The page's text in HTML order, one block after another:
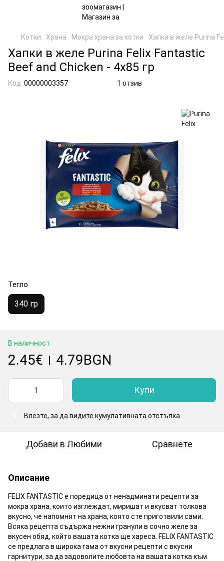
Котки Храна Мокра храна за котки Хапки в желе Purina
Хапки в желе Purina Felix Fantastic
Beef and Chicken - 4x85 гр
Код: 00000003357 1 отзив
Тегло
340 гр
В наличност
2.45€ | 4.79BGN
Купи
Влезте, за да видите кумулативната отстъпка
Добави в Любими Сравнете
Описание
FELIX FANTASTIC е поредица от ненадминати рецепти за
мокра храна, които изглеждат, миришат и вкусват толкова
вкусно, че напомнят на храна, която сте приготвили сами.
Всяка рецепта съдържа нежни гранули в сочно желе за
вкусен обяд, който вашата котка ще хареса. FELIX FANTASTIC
се предлага в широка гама от вкусни рецепти с вкусни
гарнитури, за да задоволите любовта на вашата котка към